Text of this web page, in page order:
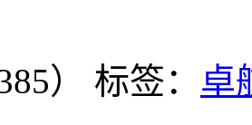
） 标签： 卓